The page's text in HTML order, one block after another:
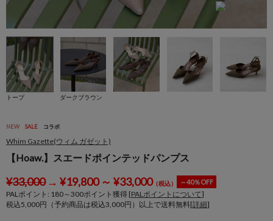
トープ ダークブラウン
NEW SALE コラボ
Whim Gazette(ウィム ガゼット)
【Hoaw.】スエードポインテッドパンプス
¥33,000→ ¥19,800～ ¥33,000（税込） ～40％OFF
PALポイント: 180～300ポイント獲得 [PALポイントについて]
税込5,000円（予約商品は税込3,000円）以上で送料無料[詳細]